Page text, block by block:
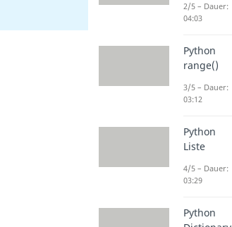
2/5 – Dauer:
04:03
Python
range()
3/5 – Dauer:
03:12
Python
Liste
4/5 – Dauer:
03:29
Python